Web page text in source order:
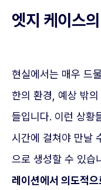
엣지 케이스
현실에서는 매우 드
한의 환경, 예상 밖
들입니다. 이런 상황
시간에 걸쳐야 만날
으로 생성할 수 있습
레이션에서 의도적